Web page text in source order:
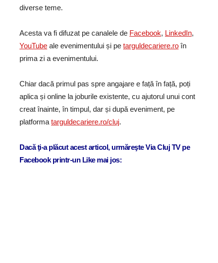
diverse teme.
Acesta va fi difuzat pe canalele de Facebook, LinkedIn,
YouTube ale evenimentului și pe targuldecariere.ro în
prima zi a evenimentului.
Chiar dacă primul pas spre angajare e față în față, poți
aplica și online la joburile existente, cu ajutorul unui cont
creat înainte, în timpul, dar și după eveniment, pe
platformatarguldecariere.ro/cluj.
Dacă ţi-a plăcut acest articol, urmăreşte Via Cluj TV pe
Facebook printr-un Like mai jos: